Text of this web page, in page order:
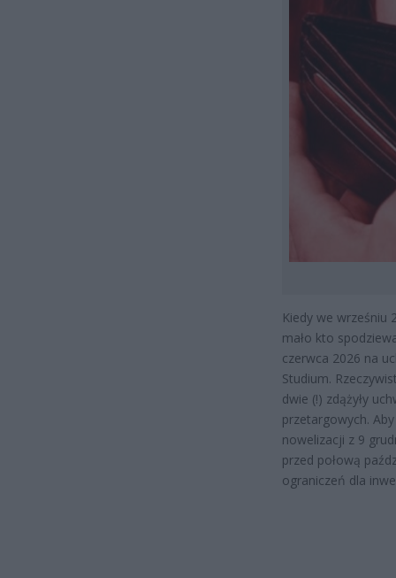
Kiedy we wrześniu
mało kto
czerwca 2026 na
Studium.
dwie (!) zdążyły
przetargowych.
nowelizacji z 9
przed połową
ograniczeń dla